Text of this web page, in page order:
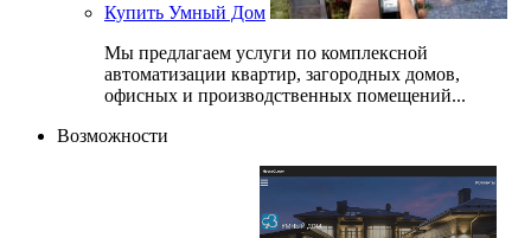
Купить Умный Дом
Мы предлагаем услуги по комплексной
автоматизации квартир, загородных домов,
офисных и производственных помещений...
Возможности